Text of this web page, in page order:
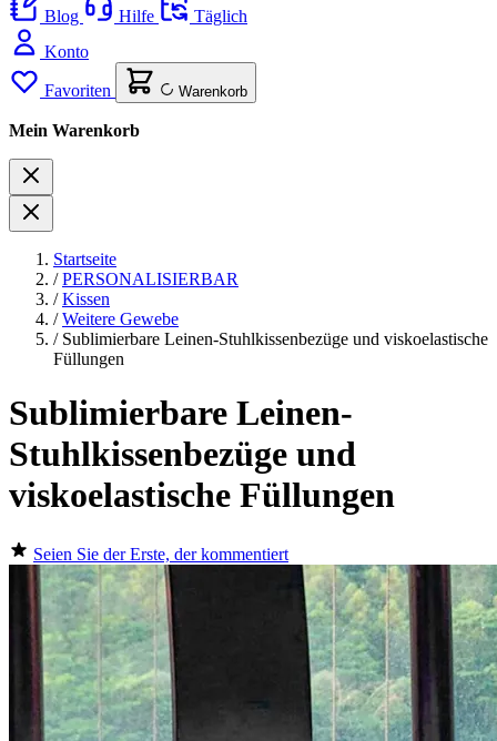
Blog
Hilfe
Täglich
Konto
Favoriten Warenkorb
Mein Warenkorb
Startseite
/ PERSONALISIERBAR
/ Kissen
/ Weitere Gewebe
/ Sublimierbare Leinen-Stuhlkissenbezüge und viskoelastische
Füllungen
Sublimierbare Leinen-
Stuhlkissenbezüge und
viskoelastische Füllungen
Seien Sie der Erste, der kommentiert